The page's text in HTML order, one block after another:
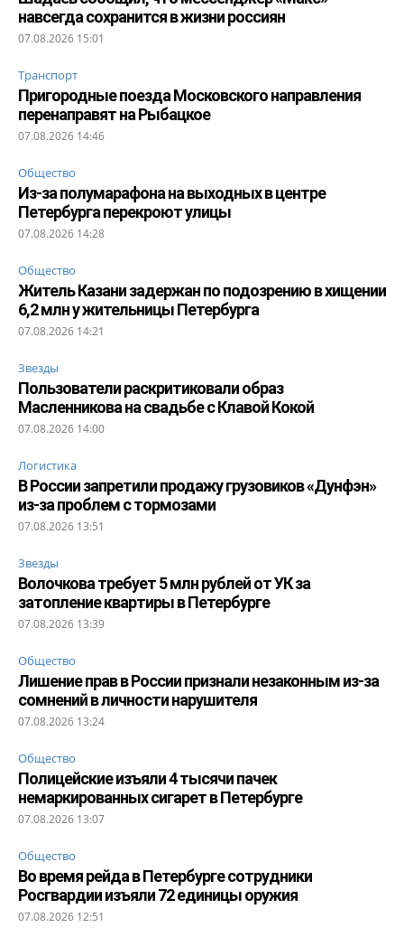
навсегда сохранится в жизни россиян
07.08.2026 15:01
Транспорт
Пригородные поезда Московского направления
перенаправят на Рыбацкое
07.08.2026 14:46
Общество
Из-за полумарафона на выходных в центре
Петербурга перекроют улицы
07.08.2026 14:28
Общество
Житель Казани задержан по подозрению в хищении
6,2 млн у жительницы Петербурга
07.08.2026 14:21
Звезды
Пользователи раскритиковали образ
Масленникова на свадьбе с Клавой Кокой
07.08.2026 14:00
Логистика
В России запретили продажу грузовиков «Дунфэн»
из-за проблем с тормозами
07.08.2026 13:51
Звезды
Волочкова требует 5 млн рублей от УК за
затопление квартиры в Петербурге
07.08.2026 13:39
Общество
Лишение прав в России признали незаконным из-за
сомнений в личности нарушителя
07.08.2026 13:24
Общество
Полицейские изъяли 4 тысячи пачек
немаркированных сигарет в Петербурге
07.08.2026 13:07
Общество
Во время рейда в Петербурге сотрудники
Росгвардии изъяли 72 единицы оружия
07.08.2026 12:51